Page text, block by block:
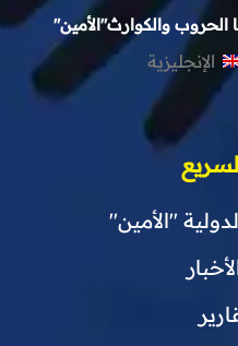
الحروب والكوارث"الأمين"
الإنجليزية
"الأمين"